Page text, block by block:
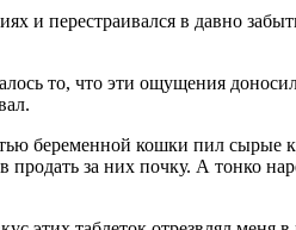
и перестраивался в давно
то, что эти ощущения
беременной кошки пил сырые
продать за них почку. А тонко